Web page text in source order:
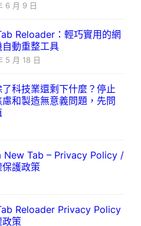
6 月 9 日
Reloader：輕巧實用的網
自動重整工具
5 月 18 日
了科技業還剩下什麼？停止
和製造無意義問題，先問
New Tab – Privacy Policy /
保護政策
Reloader Privacy Policy
政策